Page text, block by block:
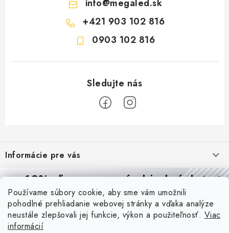
Používame súbory cookie, aby sme vám umožnili
pohodlné prehliadanie webovej stránky a vďaka analýze
neustále zlepšovali jej funkcie, výkon a použiteľnosť. Viac
informácií
info@megaled.sk
+421 903 102 816
0903 102 816
p
ä
Informácie pre vás
Reklamácie a formulár na odstúpenie od zmluvy
Obchodné podmienky
Podmienky ochrany osobných údajov
Blog
PIR vs. mikrovlnný senzor: ktorý je lepší a kedy ho použiť? +
10% zľavana prvú objednávku
Prihláste sa azískajtezľavu aj praktické tipy,vďaka ktorým
budete svietiť lepšie a platiť menej.